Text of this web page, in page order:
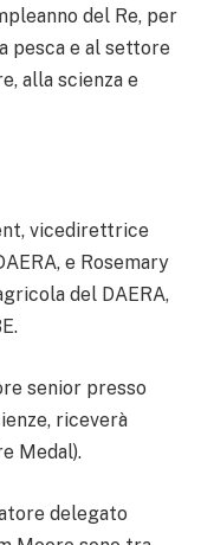
del Re, per
pesca e al settore
alla scienza e
vicedirettrice
e Rosemary
del DAERA,
senior presso
riceverà
Medal).
delegato